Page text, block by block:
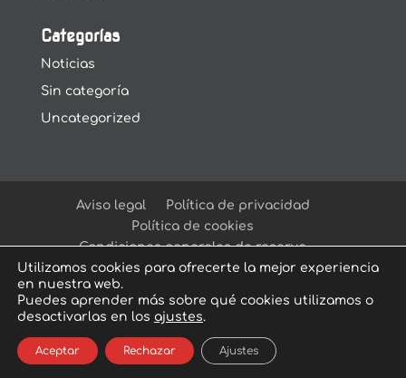
Categorías
Noticias
Sin categoría
Uncategorized
Aviso legal
Política de privacidad
Política de cookies
Condiciones generales de reserva
© Arcadia Escape Room| Escape Room en
Sevilla
Utilizamos cookies para ofrecerte la mejor experiencia
en nuestra web.
Puedes aprender más sobre qué cookies utilizamos o
desactivarlas en los ajustes.
Aceptar Rechazar Ajustes